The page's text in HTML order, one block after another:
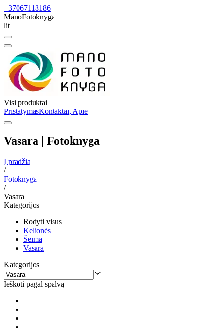
+37067118186
ManoFotoknyga
lit
Visi produktai
PristatymasKontaktai, Apie
Vasara | Fotoknyga
Į pradžią
/
Fotoknyga
/
Vasara
Kategorijos
Rodyti visus
Kelionės
Šeima
Vasara
Kategorijos
Ieškoti pagal spalvą